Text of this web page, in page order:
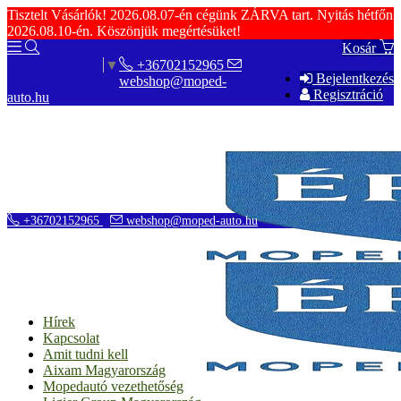
Tisztelt Vásárlók! 2026.08.07-én cégünk ZÁRVA tart. Nyitás hétfőn
2026.08.10-én. Köszönjük megértésüket!
Kosár
Bejelentkezés
Regisztráció
▼
+36702152965
webshop@moped-
auto.hu
Hírek
Kapcsolat
Amit tudni kell
Aixam Magyarország
Mopedautó vezethetőség
+36702152965 webshop@moped-auto.hu